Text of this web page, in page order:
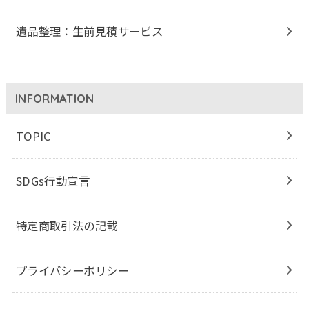
遺品整理：生前見積サービス
INFORMATION
TOPIC
SDGs行動宣言
特定商取引法の記載
プライバシーポリシー